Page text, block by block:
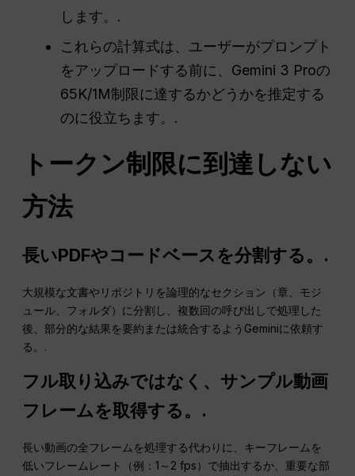
します。.
これらの計算式は、ユーザーがプロンプト
をアップロードする前に、Gemini 3 Proの
65K/1M制限に達するかどうかを推定する
のに役立ちます。.
トークン制限に到達しない
方法
長いPDFやコードベースを分割する。.
大規模な文書やリポジトリを論理的なセクション（章、モジ
ュール、フォルダ）に分割し、複数回の呼び出しで処理した
後、部分的な結果を要約または統合するようGeminiに依頼す
る。.
フル取り込みではなく、サンプル動画
フレームを取得する。.
長い動画の全フレームを処理する代わりに、キーフレームを
低いフレームレート（例：1～2 fps）で抽出するか、重要な部